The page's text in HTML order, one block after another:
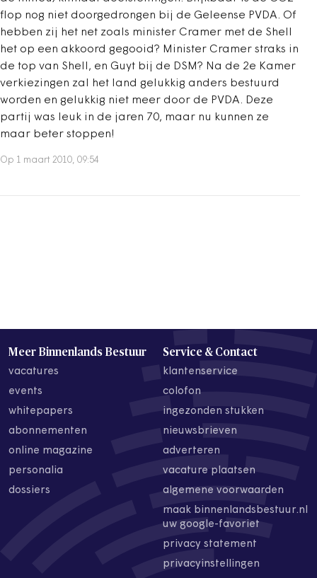
flop nog niet doorgedrongen bij de Geleense PVDA. Of
hebben zij het net zoals minister Cramer met de Shell
het op een akkoord gegooid? Minister Cramer straks in
de top van Shell, en Guyt bij de DSM? Na de 2e Kamer
verkiezingen zal het land gelukkig anders bestuurd
worden en gelukkig niet meer door de PVDA. Deze
partij was leuk in de jaren 70, maar nu kunnen ze
maar beter stoppen!
Op 1 maart 2010, 09:54
Meer Binnenlands Bestuur
vacatures
events
whitepapers
abonnementen
online magazine
personalia
dossiers
Service & Contact
klantenservice
colofon
ingezonden stukken
nieuwsbrieven
adverteren
vacature plaatsen
algemene voorwaarden
maak binnenlandsbestuur.nl
uw google-favoriet
privacy statement
privacyinstellingen